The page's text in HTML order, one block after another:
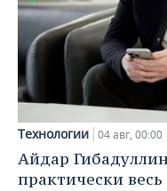
Технологии 04 авг, 00:00
Айдар
практически